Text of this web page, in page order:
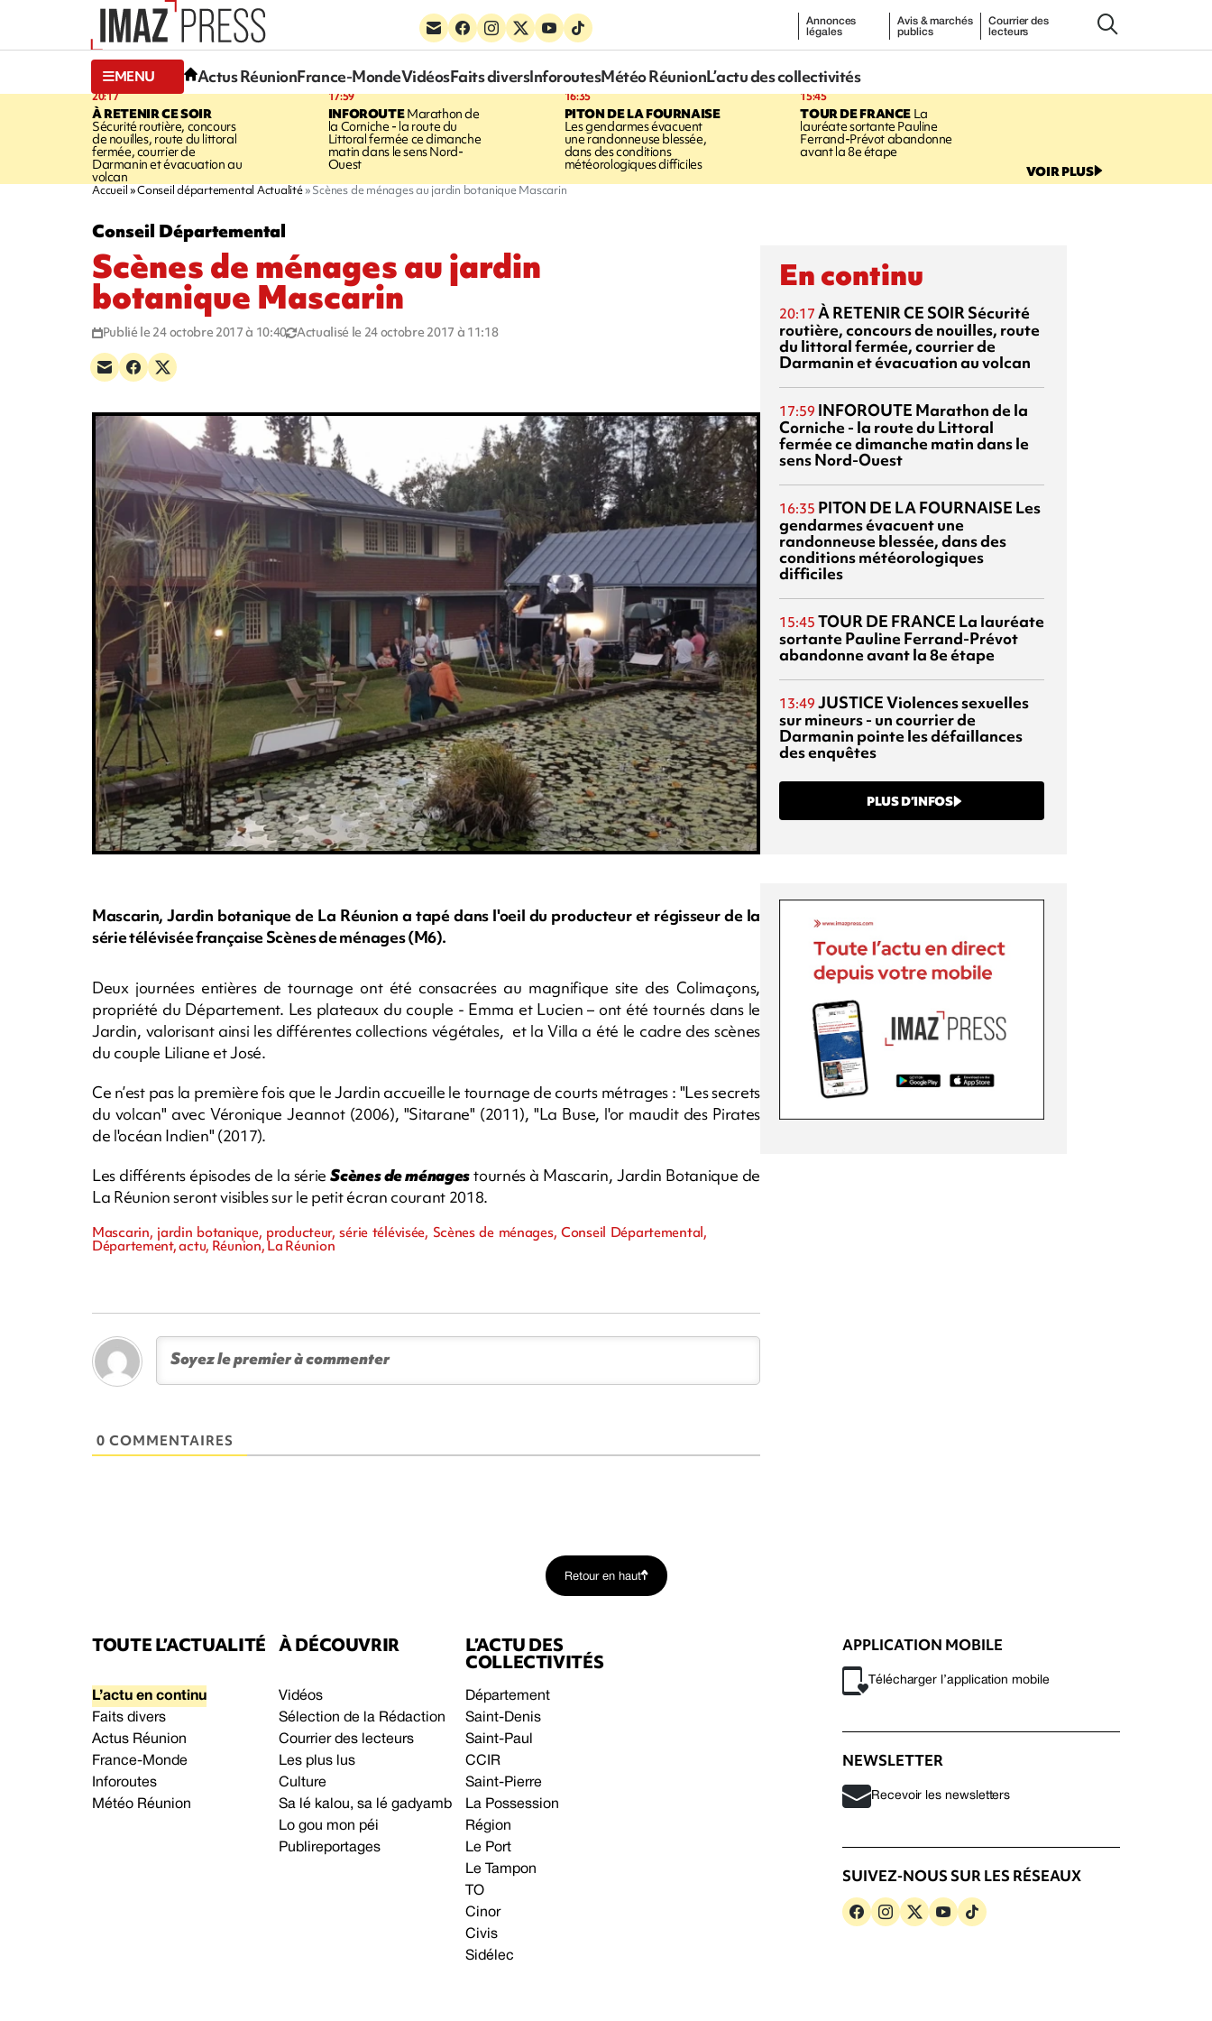
Annonces
légales
Avis & marchés
publics
Courrier des
lecteurs
MENU Actus RéunionFrance-MondeVidéosFaits diversInforoutesMétéo RéunionL’actu des collectivités
20:17
À RETENIR CE SOIR
Sécurité routière, concours
de nouilles, route du littoral
fermée, courrier de
Darmanin et évacuation au
volcan
17:59
INFOROUTEMarathon de
la Corniche - la route du
Littoral fermée ce dimanche
matin dans le sens Nord-
Ouest
16:35
PITON DE LA FOURNAISE
Les gendarmes évacuent
une randonneuse blessée,
dans des conditions
météorologiques difficiles
15:45
TOUR DE FRANCELa
lauréate sortante Pauline
Ferrand-Prévot abandonne
avant la 8e étape
VOIR PLUS
Accueil Conseil départemental Actualité Scènes de ménages au jardin botanique Mascarin
Conseil Départemental
Scènes de ménages au jardin
botanique Mascarin
Publié le 24 octobre 2017 à 10:40 Actualisé le 24 octobre 2017 à 11:18
Mascarin, Jardin botanique de La Réunion a tapé dans l'oeil du producteur et régisseur de la
série télévisée française Scènes de ménages (M6).
Deux journées entières de tournage ont été consacrées au magnifique site des Colimaçons,
propriété du Département. Les plateaux du couple - Emma et Lucien – ont été tournés dans le
Jardin, valorisant ainsi les différentes collections végétales, et la Villa a été le cadre des scènes
du couple Liliane et José.
Ce n’est pas la première fois que le Jardin accueille le tournage de courts métrages : "Les secrets
du volcan" avec Véronique Jeannot (2006), "Sitarane" (2011), "La Buse, l'or maudit des Pirates
de l'océan Indien" (2017).
Les différents épisodes de la sérieScènes de ménagestournés à Mascarin, Jardin Botanique de
La Réunion seront visibles sur le petit écran courant 2018.
Mascarin, jardin botanique, producteur, série télévisée, Scènes de ménages, Conseil Départemental,
Département, actu, Réunion, La Réunion
0 COMMENTAIRES
En continu
20:17 À RETENIR CE SOIR Sécurité
routière, concours de nouilles, route
du littoral fermée, courrier de
Darmanin et évacuation au volcan
17:59 INFOROUTE Marathon de la
Corniche - la route du Littoral
fermée ce dimanche matin dans le
sens Nord-Ouest
16:35 PITON DE LA FOURNAISE Les
gendarmes évacuent une
randonneuse blessée, dans des
conditions météorologiques
difficiles
15:45 TOUR DE FRANCE La lauréate
sortante Pauline Ferrand-Prévot
abandonne avant la 8e étape
13:49 JUSTICEViolences sexuelles
sur mineurs - un courrier de
Darmanin pointe les défaillances
des enquêtes
PLUS D’INFOS
Retour en haut
TOUTE L’ACTUALITÉ
L’actu en continu
Faits divers
Actus Réunion
France-Monde
Inforoutes
Météo Réunion
À DÉCOUVRIR
Vidéos
Sélection de la Rédaction
Courrier des lecteurs
Les plus lus
Culture
Sa lé kalou, sa lé gadyamb
Lo gou mon péi
Publireportages
L’ACTU DES
COLLECTIVITÉS
Département
Saint-Denis
Saint-Paul
CCIR
Saint-Pierre
La Possession
Région
Le Port
Le Tampon
TO
Cinor
Civis
Sidélec
APPLICATION MOBILE
Télécharger l’application mobile
NEWSLETTER
Recevoir les newsletters
SUIVEZ-NOUS SUR LES RÉSEAUX